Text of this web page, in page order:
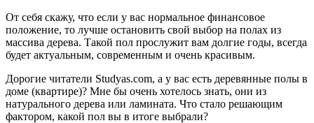
От себя скажу, что если у вас нормальное финансовое
положение, то лучше остановить свой выбор на полах из
массива дерева. Такой пол прослужит вам долгие годы, всегда
будет актуальным, современным и очень красивым.
Дорогие читатели Studyas.com, а у вас есть деревянные полы в
доме (квартире)? Мне бы очень хотелось знать, они из
натурального дерева или ламината. Что стало решающим
фактором, какой пол вы в итоге выбрали?